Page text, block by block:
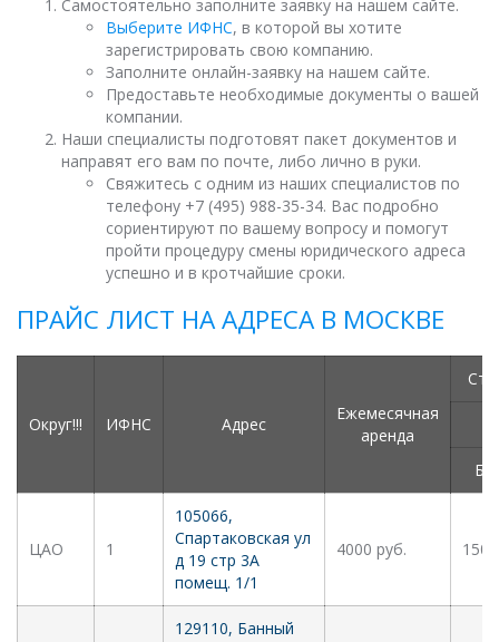
Самостоятельно заполните заявку на нашем сайте.
Выберите ИФНС, в которой вы хотите
зарегистрировать свою компанию.
Заполните онлайн-заявку на нашем сайте.
Предоставьте необходимые документы о вашей
компании.
Наши специалисты подготовят пакет документов и
направят его вам по почте, либо лично в руки.
Свяжитесь с одним из наших специалистов по
телефону +7 (495) 988-35-34. Вас подробно
сориентируют по вашему вопросу и помогут
пройти процедуру смены юридического адреса
успешно и в кротчайшие сроки.
ПРАЙС ЛИСТ НА АДРЕСА В МОСКВЕ
Округ!!! ИФНС Адрес
Ежемесячная
аренда
ЦАО 1
105066,
Спартаковская ул
д 19 стр 3А
помещ. 1/1
4000 руб.
129110, Банный